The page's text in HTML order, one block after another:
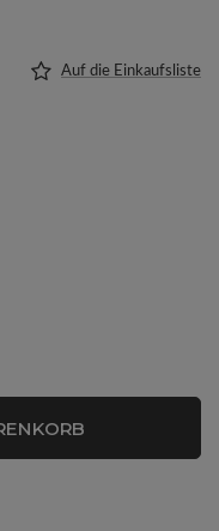
Auf die Einkaufsliste